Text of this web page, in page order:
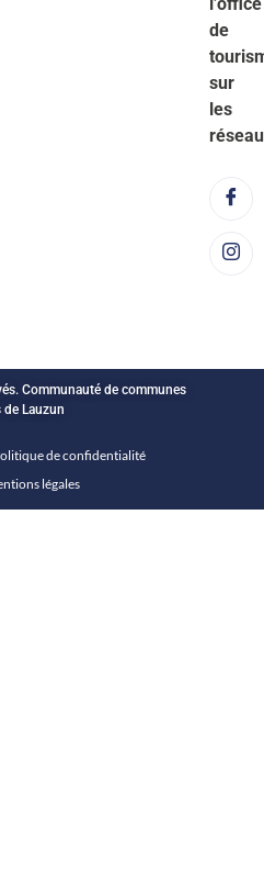
de
sur
les
Communauté de communes
de Lauzun
de confidentialité
légales